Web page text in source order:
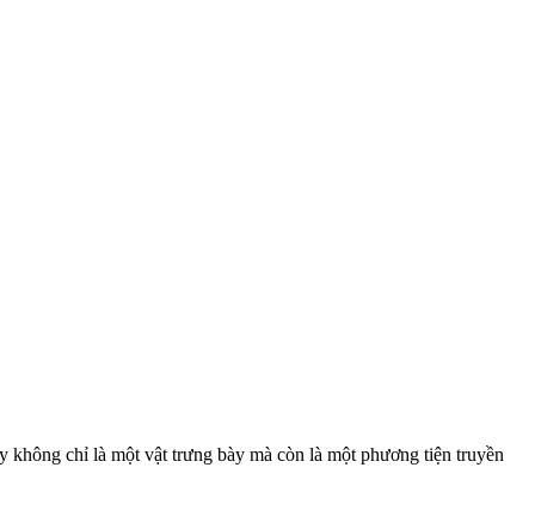
chỉ là một vật trưng bày mà còn là một phương tiện truyền